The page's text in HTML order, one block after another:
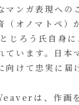
マンガ表現への
（オノマトペ）
じろう氏自身
ています。日本
向けて忠実に届
は、作画を